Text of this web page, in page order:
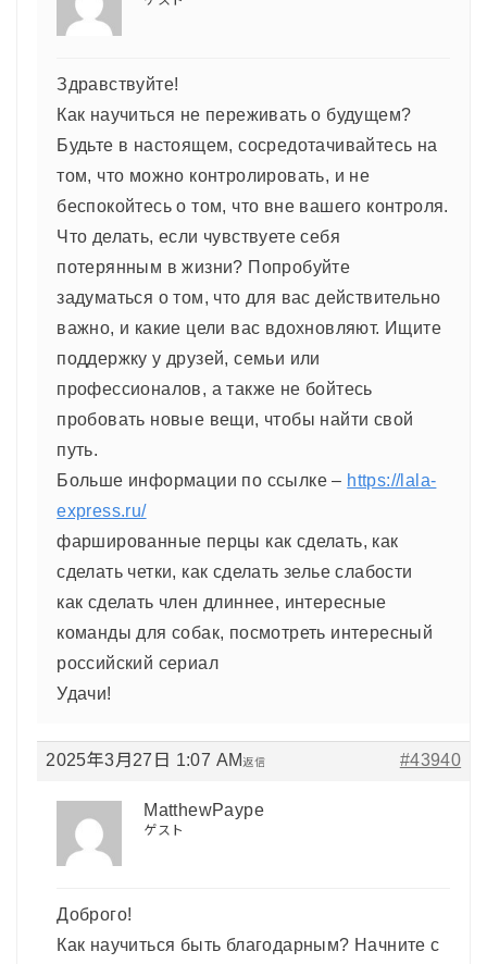
Здравствуйте!
Как научиться не переживать о будущем?
Будьте в настоящем, сосредотачивайтесь на
том, что можно контролировать, и не
беспокойтесь о том, что вне вашего контроля.
Что делать, если чувствуете себя
потерянным в жизни? Попробуйте
задуматься о том, что для вас действительно
важно, и какие цели вас вдохновляют. Ищите
поддержку у друзей, семьи или
профессионалов, а также не бойтесь
пробовать новые вещи, чтобы найти свой
путь.
Больше информации по ссылке – https://lala-
express.ru/
фаршированные перцы как сделать, как
сделать четки, как сделать зелье слабости
как сделать член длиннее, интересные
команды для собак, посмотреть интересный
российский сериал
Удачи!
2025年3月27日 1:07 AM #43940
返信
MatthewPaype
ゲスト
Доброго!
Как научиться быть благодарным? Начните с